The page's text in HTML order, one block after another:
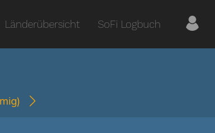
Länderübersicht SoFi Logbuch